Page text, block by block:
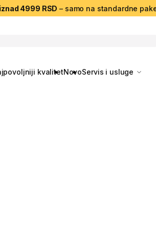
4999 RSD – samo na standardne
kvalitetNovoServis i usluge